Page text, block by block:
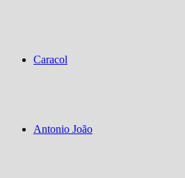
Caracol
Antonio João